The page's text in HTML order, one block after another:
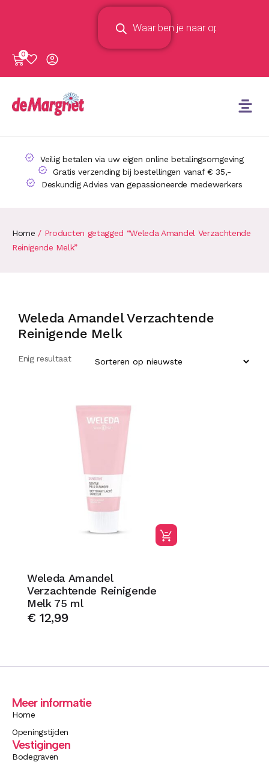
0
Veilig betalen via uw eigen online betalingsomgeving
Gratis verzending bij bestellingen vanaf € 35,-
Deskundig Advies van gepassioneerde medewerkers
Home / Producten getagged “Weleda Amandel Verzachtende
Reinigende Melk”
Weleda Amandel Verzachtende
Reinigende Melk
Enig resultaat
Weleda Amandel
Verzachtende Reinigende
Melk 75 ml
€12,99
Meer informatie
Home
Openingstijden
Vestigingen
Bodegraven